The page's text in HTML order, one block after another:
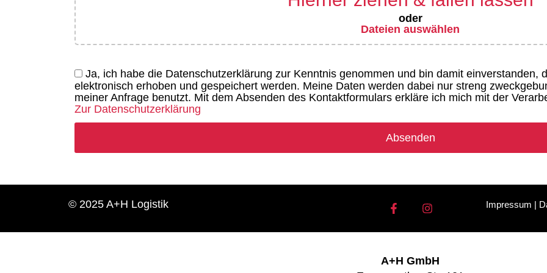
oder
Dateien auswählen
Ja, ich habe die Datenschutzerklärung zur Kenntnis genommen und bin damit einverstanden,
elektronisch erhoben und gespeichert werden. Meine Daten werden dabei nur streng
meiner Anfrage benutzt. Mit dem Absenden des Kontaktformulars erkläre ich mich mit der
Zur Datenschutzerklärung
© 2025 A+H Logistik Impressum |
A+H GmbH